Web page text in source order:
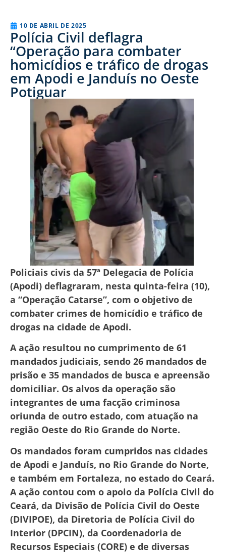
10 DE ABRIL DE 2025
Polícia Civil deflagra
“Operação para combater
homicídios e tráfico de drogas
em Apodi e Janduís no Oeste
Potiguar
Policiais civis da 57ª Delegacia de Polícia
(Apodi) deflagraram, nesta quinta-feira (10),
a “Operação Catarse”, com o objetivo de
combater crimes de homicídio e tráfico de
drogas na cidade de Apodi.
A ação resultou no cumprimento de 61
mandados judiciais, sendo 26 mandados de
prisão e 35 mandados de busca e apreensão
domiciliar. Os alvos da operação são
integrantes de uma facção criminosa
oriunda de outro estado, com atuação na
região Oeste do Rio Grande do Norte.
Os mandados foram cumpridos nas cidades
de Apodi e Janduís, no Rio Grande do Norte,
e também em Fortaleza, no estado do Ceará.
A ação contou com o apoio da Polícia Civil do
Ceará, da Divisão de Polícia Civil do Oeste
(DIVIPOE), da Diretoria de Polícia Civil do
Interior (DPCIN), da Coordenadoria de
Recursos Especiais (CORE) e de diversas